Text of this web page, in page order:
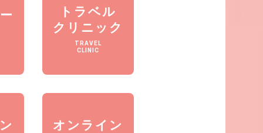
トラベル
クリニック
TRAVEL
CLINIC
オンライン